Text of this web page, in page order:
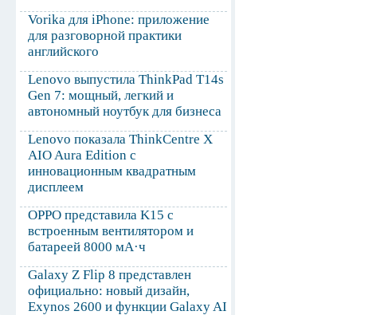
Vorika для iPhone: приложение
для разговорной практики
английского
Lenovo выпустила ThinkPad T14s
Gen 7: мощный, легкий и
автономный ноутбук для бизнеса
Lenovo показала ThinkCentre X
AIO Aura Edition с
инновационным квадратным
дисплеем
OPPO представила K15 с
встроенным вентилятором и
батареей 8000 мА·ч
Galaxy Z Flip 8 представлен
официально: новый дизайн,
Exynos 2600 и функции Galaxy AI